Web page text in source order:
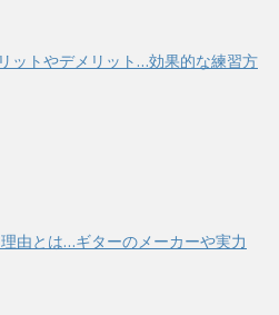
ットやデメリット…効果的な練習方
由とは…ギターのメーカーや実力